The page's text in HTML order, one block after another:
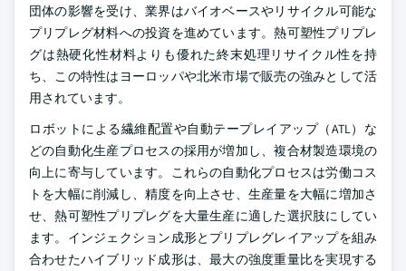
団体の影響を受け、業界はバイオベースやリサイクル可能な
プリプレグ材料への投資を進めています。熱可塑性プリプレ
グは熱硬化性材料よりも優れた終末処理リサイクル性を持
ち、この特性はヨーロッパや北米市場で販売の強みとして活
用されています。
ロボットによる繊維配置や自動テープレイアップ（ATL）な
どの自動化生産プロセスの採用が増加し、複合材製造環境の
向上に寄与しています。これらの自動化プロセスは労働コス
トを大幅に削減し、精度を向上させ、生産量を大幅に増加さ
せ、熱可塑性プリプレグを大量生産に適した選択肢にしてい
ます。インジェクション成形とプリプレグレイアップを組み
合わせたハイブリッド成形は、最大の強度重量比を実現する